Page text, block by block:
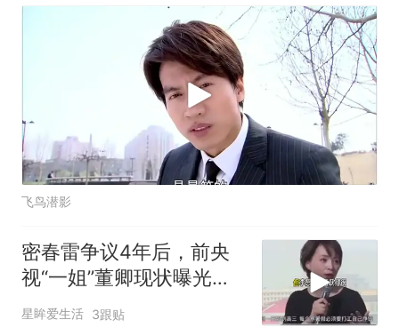
飞鸟潜影
密春雷争议4年后，前央
视“一姐”董卿现状曝光，
模样大变不敢认
星眸爱生活 3跟贴